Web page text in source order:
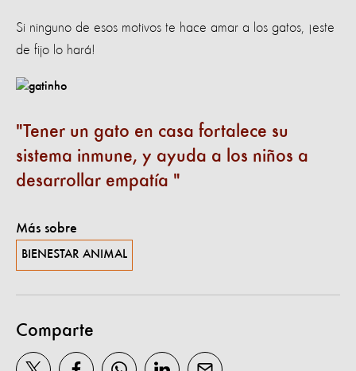
Si ninguno de esos motivos te hace amar a los gatos, ¡este
de fijo lo hará!
Tener un gato en casa fortalece su
sistema inmune, y ayuda a los niños a
desarrollar empatía
Más sobre
BIENESTAR ANIMAL
Comparte